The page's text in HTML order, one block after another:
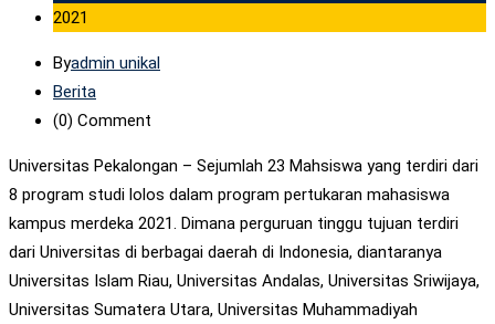
2021
Byadmin unikal
Berita
(0) Comment
Universitas Pekalongan – Sejumlah 23 Mahsiswa yang terdiri dari
8 program studi lolos dalam program pertukaran mahasiswa
kampus merdeka 2021. Dimana perguruan tinggu tujuan terdiri
dari Universitas di berbagai daerah di Indonesia, diantaranya
Universitas Islam Riau, Universitas Andalas, Universitas Sriwijaya,
Universitas Sumatera Utara, Universitas Muhammadiyah